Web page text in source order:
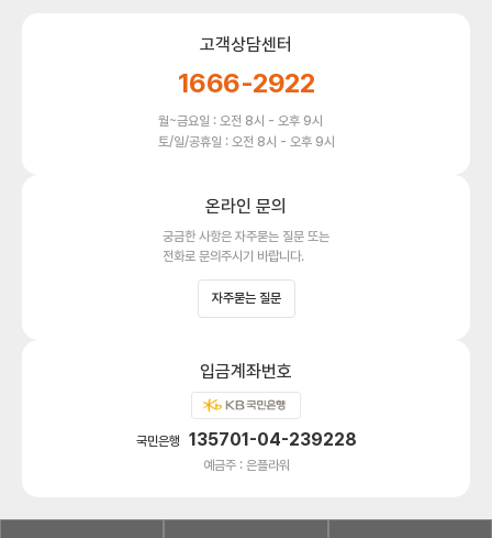
고객상담센터
1666-2922
월~금요일 : 오전 8시 - 오후 9시
토/일/공휴일 : 오전 8시 - 오후 9시
온라인 문의
궁금한 사항은 자주묻는 질문 또는
전화로 문의주시기 바랍니다.
자주묻는 질문
입금계좌번호
국민은행 135701-04-239228
예금주 : 은플라워